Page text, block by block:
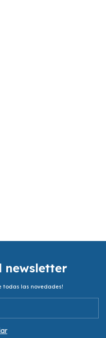
newsletter
todas las novedades!